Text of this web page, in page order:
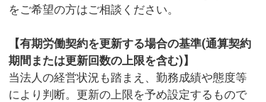
をご希望の方はご相談ください。
【有期労働契約を更新する場合の基準(通算契約
期間または更新回数の上限を含む)】
当法人の経営状況も踏まえ、勤務成績や態度等
により判断。更新の上限を予め設定するもので